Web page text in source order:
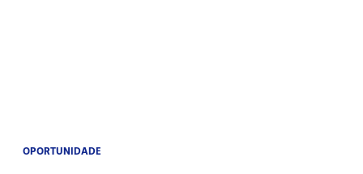
OPORTUNIDADE